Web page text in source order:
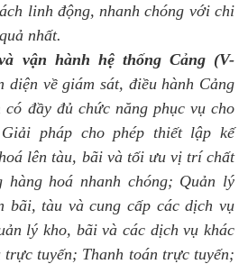
linh động, nhanh chóng với chi
nhất.
vận hành hệ thống Cảng (V-
diện về giám sát, điều hành Cảng
đầy đủ chức năng phục vụ cho
pháp cho phép thiết lập kế
lên tàu, bãi và tối ưu vị trí chất
hàng hoá nhanh chóng; Quản lý
bãi, tàu và cung cấp các dịch vụ
lý kho, bãi và các dịch vụ khác
tuyến; Thanh toán trực tuyến;